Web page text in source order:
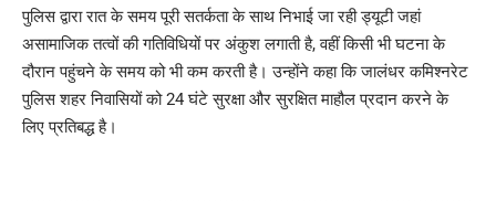
पुलिस द्वारा रात के समय पूरी सतर्कता के साथ निभाई जा रही ड्यूटी जहां
असामाजिक तत्वों की गतिविधियों पर अंकुश लगाती है, वहीं किसी भी घटना के
दौरान पहुंचने के समय को भी कम करती है। उन्होंने कहा कि जालंधर कमिश्नरेट
पुलिस शहर निवासियों को 24 घंटे सुरक्षा और सुरक्षित माहौल प्रदान करने के
लिए प्रतिबद्ध है।